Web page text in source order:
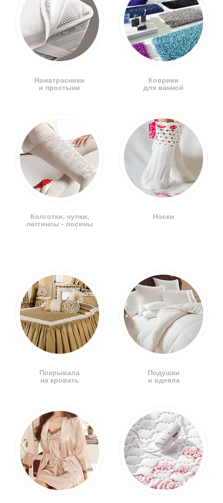
Наматрасники
и простыни
Колготки, чулки,
леггинсы - лосины
Коврики
для ванной
Носки
Покрывала
на кровать
Подушки
и одеяла